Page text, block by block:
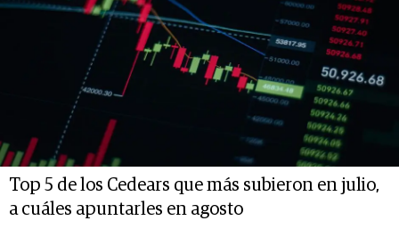
Top 5 de los Cedears que más subieron en julio,
a cuáles apuntarles en agosto